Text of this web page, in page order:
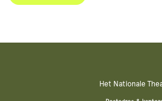
Het Nationale